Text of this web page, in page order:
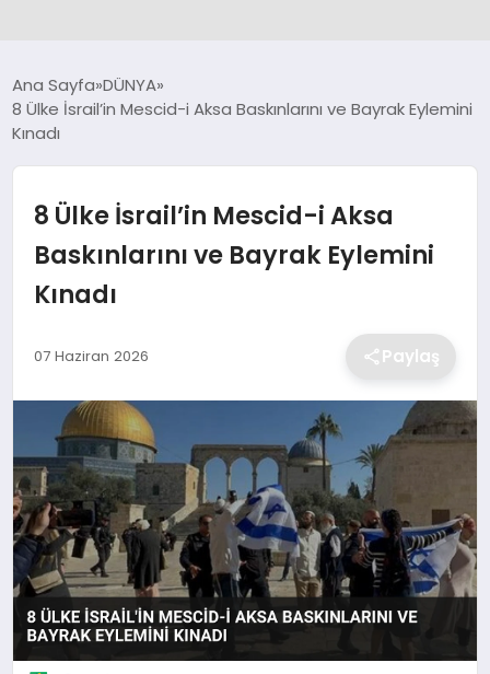
SPOR
DÜNYA
SİYASET
MAGAZİN
TEKNOLOJİ
SAĞLIK
EĞİTİM
Ana Sayfa DÜNYA
8 Ülke İsrail’in Mescid-i Aksa Baskınlarını ve Bayrak Eylemini
Kınadı
8 Ülke İsrail’in Mescid-i Aksa
Baskınlarını ve Bayrak Eylemini
Kınadı
07 Haziran 2026 Paylaş